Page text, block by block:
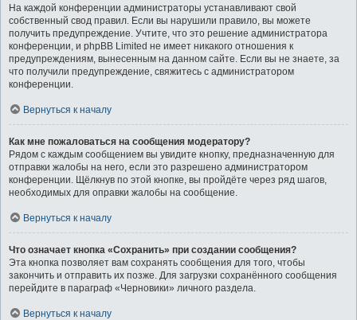
На каждой конференции администраторы устанавливают свой
собственный свод правил. Если вы нарушили правило, вы можете
получить предупреждение. Учтите, что это решение администратора
конференции, и phpBB Limited не имеет никакого отношения к
предупреждениям, вынесенным на данном сайте. Если вы не знаете, за
что получили предупреждение, свяжитесь с администратором
конференции.
Вернуться к началу
Как мне пожаловаться на сообщения модератору?
Рядом с каждым сообщением вы увидите кнопку, предназначенную для
отправки жалобы на него, если это разрешено администратором
конференции. Щёлкнув по этой кнопке, вы пройдёте через ряд шагов,
необходимых для оправки жалобы на сообщение.
Вернуться к началу
Что означает кнопка «Сохранить» при создании сообщения?
Эта кнопка позволяет вам сохранять сообщения для того, чтобы
закончить и отправить их позже. Для загрузки сохранённого сообщения
перейдите в параграф «Черновики» личного раздела.
Вернуться к началу